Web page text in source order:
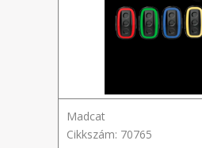
Madcat
Cikkszám: 70765